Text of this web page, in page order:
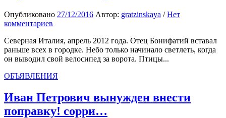
Опубликовано 27/12/2016 Автор: gratzinskaya /Нет
комментариев
Северная Италия, апрель 2012 года. Отец Бонифатий вставал
раньше всех в городке. Небо только начинало светлеть, когда
он выводил свой велосипед за ворота. Птицы...
ОБЪЯВЛЕНИЯ
Иван Петрович вынужден внести
поправку! сорри…